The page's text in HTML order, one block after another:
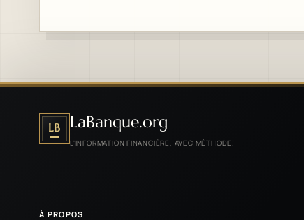
LB LaBanque.org
L'INFORMATION FINANCIÈRE, AVEC MÉTHODE.
À PROPOS